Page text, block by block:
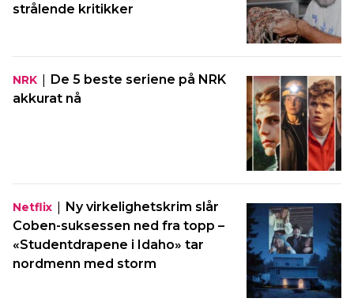
strålende kritikker
NRK | De 5 beste seriene på NRK
akkurat nå
Netflix | Ny virkelighetskrim slår
Coben-suksessen ned fra topp –
«Studentdrapene i Idaho» tar
nordmenn med storm